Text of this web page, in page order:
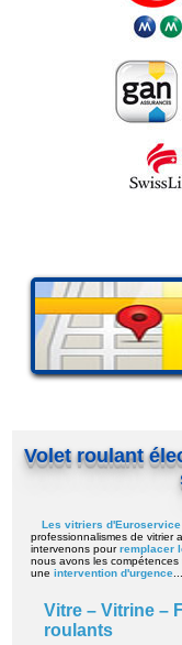
Volet roulant
Les vitriers d'Euroservice
professionnalismes de vitrier
intervenons pourremplacer
nous avons les
une intervention d'urgence...
Vitre – Vitrine –
roulants